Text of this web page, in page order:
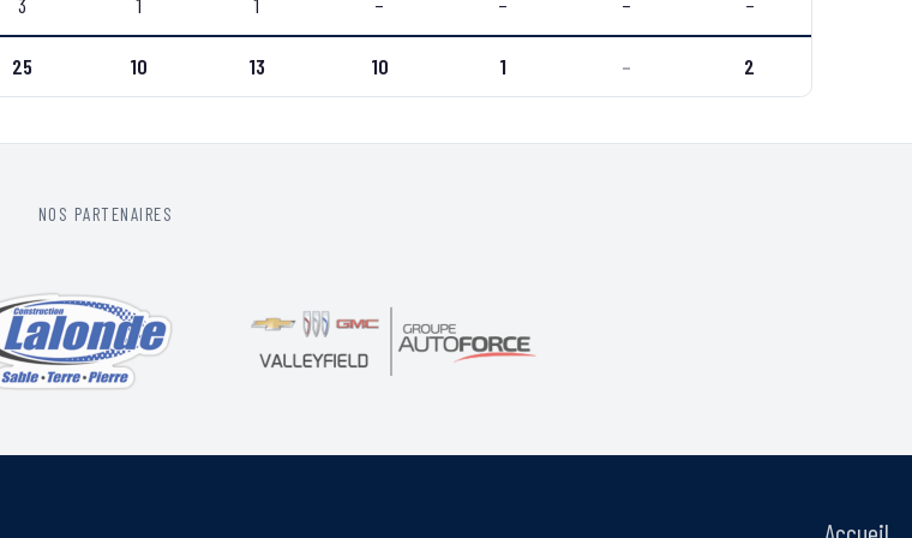
25 10 13 10 1 – 2
NOS PARTENAIRES